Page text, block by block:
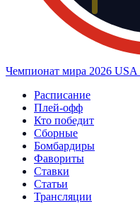
Чемпионат мира 2026 USA
Расписание
Плей-офф
Кто победит
Сборные
Бомбардиры
Фавориты
Ставки
Статьи
Трансляции